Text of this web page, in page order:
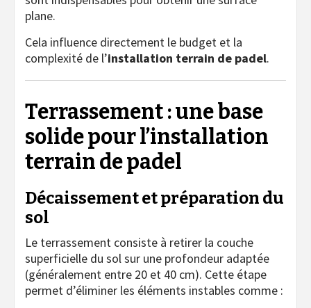
plane.
Cela influence directement le budget et la
complexité de l’installation terrain de padel.
Terrassement : une base
solide pour l’installation
terrain de padel
Décaissement et préparation du
sol
Le terrassement consiste à retirer la couche
superficielle du sol sur une profondeur adaptée
(généralement entre 20 et 40 cm). Cette étape
permet d’éliminer les éléments instables comme :